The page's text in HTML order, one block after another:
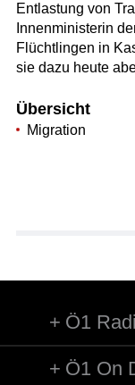
Entlastung von
Innenministerin
Flüchtlingen in
sie dazu heute
Übersicht
Migration
Ö1
Ö1 On